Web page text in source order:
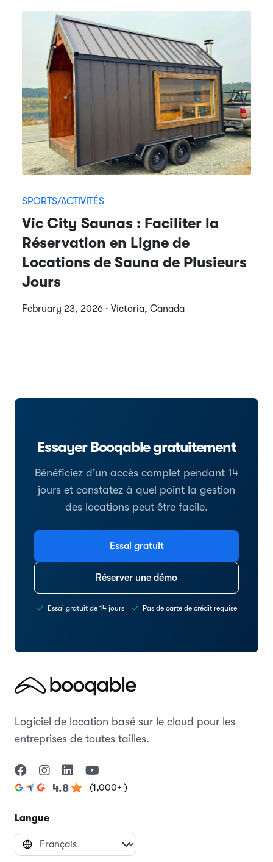
SPORTS/ACTIVITÉS
Vic City Saunas : Faciliter la
Réservation en Ligne de
Locations de Sauna de Plusieurs
Jours
February 23, 2026 · Victoria, Canada
Essayer Booqable gratuitement
Bénéficiez d'un accès complet pendant 14
jours et constatez à quel point la gestion
des locations peut être facile.
Essai gratuit
Réserver une démo
Essai gratuit de 14 jours Pas de carte de crédit requise
Logiciel de location basé sur le cloud pour les
entreprises de toutes tailles.
4.8 (1,000+ )
Langue